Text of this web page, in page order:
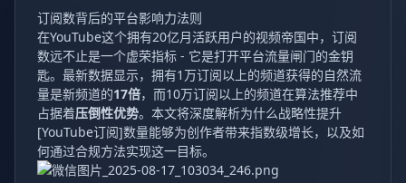
订阅数背后的平台影响力法则
在YouTube这个拥有20亿月活跃用户的视频帝国中，订阅
数远不止是一个虚荣指标 - 它是打开平台流量闸门的金钥
匙。最新数据显示，拥有1万订阅以上的频道获得的自然流
量是新频道的17倍，而10万订阅以上的频道在算法推荐中
占据着压倒性优势。本文将深度解析为什么战略性提升
[YouTube订阅]数量能够为创作者带来指数级增长，以及如
何通过合规方法实现这一目标。